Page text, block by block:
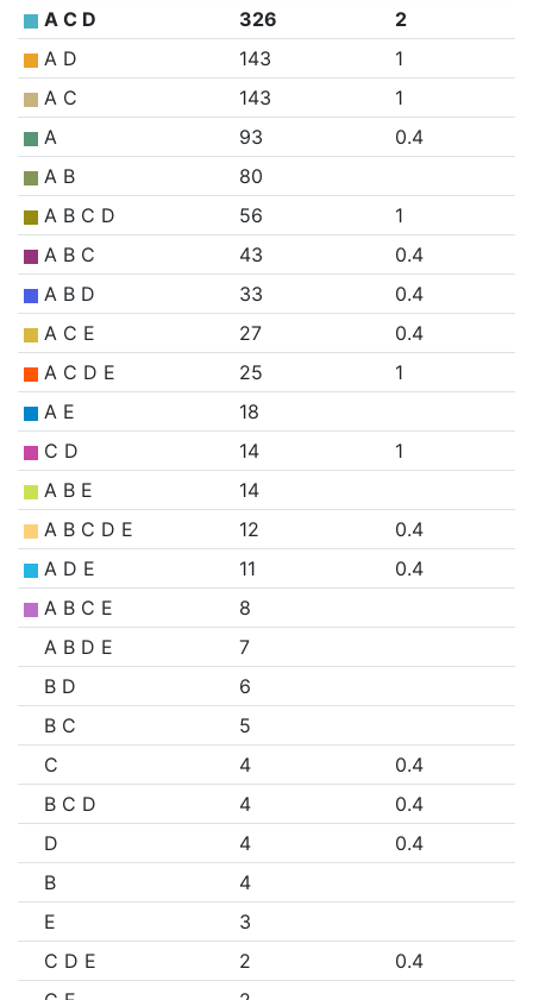
A C D
326
2
A D
143
1
A C
143
1
A
93
0.4
A B
80
A B C D
56
1
A B C
43
0.4
A B D
33
0.4
A C E
27
0.4
A C D E
25
1
A E
18
C D
14
1
A B E
14
A B C D E
12
0.4
A D E
11
0.4
A B C E
8
A B D E
7
B D
6
B C
5
C
4
0.4
B C D
4
0.4
D
4
0.4
B
4
E
3
C D E
2
0.4